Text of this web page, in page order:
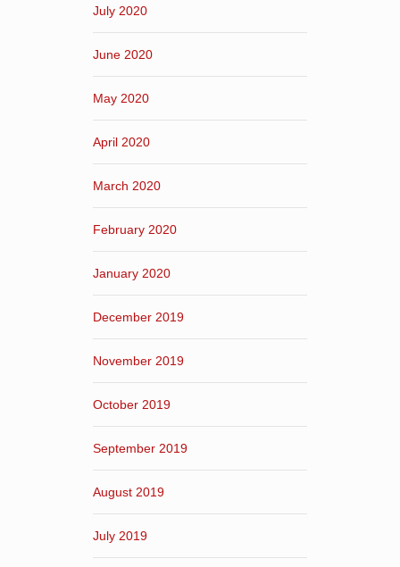
July 2020
June 2020
May 2020
April 2020
March 2020
February 2020
January 2020
December 2019
November 2019
October 2019
September 2019
August 2019
July 2019